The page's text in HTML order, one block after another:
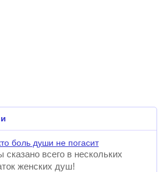
боль души не погасит
сказано всего в нескольких
женских душ!